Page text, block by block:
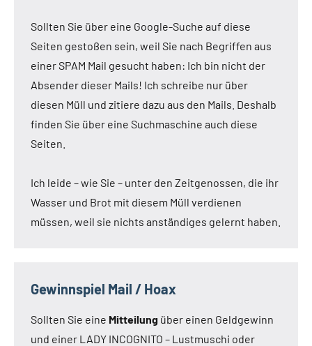
Sollten Sie über eine Google-Suche auf diese
Seiten gestoßen sein, weil Sie nach Begriffen aus
einer SPAM Mail gesucht haben: Ich bin nicht der
Absender dieser Mails! Ich schreibe nur über
diesen Müll und zitiere dazu aus den Mails. Deshalb
finden Sie über eine Suchmaschine auch diese
Seiten.
Ich leide – wie Sie – unter den Zeitgenossen, die ihr
Wasser und Brot mit diesem Müll verdienen
müssen, weil sie nichts anständiges gelernt haben.
Gewinnspiel Mail / Hoax
Sollten Sie eine Mitteilung über einen Geldgewinn
und einer LADY INCOGNITO – Lustmuschi oder